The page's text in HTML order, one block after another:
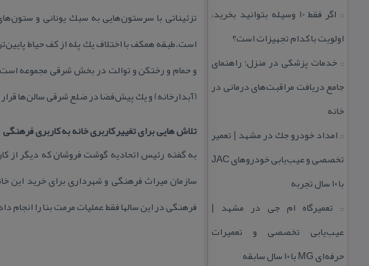
::
اگر فقط 10 وسیله بتوانید بخرید،
اولویت با كدام تجهیزات است؟
:: خدمات پزشكی در منزل؛ راهنمای
جامع دریافت مراقبت‌های درمانی در
خانه
:: امداد خودرو جك در مشهد | تعمیر
تخصصی و عیب‌یابی خودروهای JAC
با ۱۰ سال تجربه
:: تعمیرگاه ام جی در مشهد |
عیب‌یابی تخصصی و تعمیرات
حرفه‌ای MG با ۱۰ سال سابقه
تزئیناتی با سرستون‌هایی به سبك یونانی و
است.طبقه همكف با اختلاف یك پله از كف حیاط
(آبدارخانه) و یك پیش‌فضا در ضلع شرقی سالن‌ها قرار
تلاش هایی برای تغییر كاربری خانه به كاربری فرهنگی
به گفته رئیس اتحادیه گوشت فروشان كه دیگر از
سازمان میراث فرهنگی و شهرداری برای خرید این
فرهنگی در این سالها فقط عملیات مرمت بنا را